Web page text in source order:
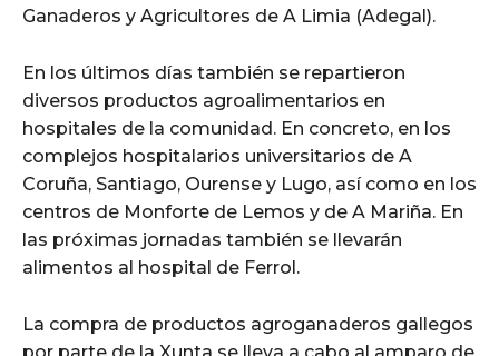
Ganaderos y Agricultores de A Limia (Adegal).
En los últimos días también se repartieron
diversos productos agroalimentarios en
hospitales de la comunidad. En concreto, en los
complejos hospitalarios universitarios de A
Coruña, Santiago, Ourense y Lugo, así como en los
centros de Monforte de Lemos y de A Mariña. En
las próximas jornadas también se llevarán
alimentos al hospital de Ferrol.
La compra de productos agroganaderos gallegos